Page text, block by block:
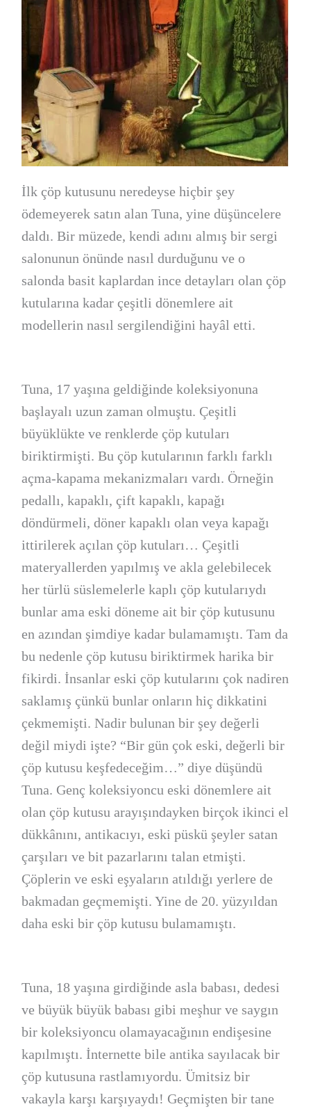
İlk çöp kutusunu neredeyse hiçbir şey
ödemeyerek satın alan Tuna, yine düşüncelere
daldı. Bir müzede, kendi adını almış bir sergi
salonunun önünde nasıl durduğunu ve o
salonda basit kaplardan ince detayları olan çöp
kutularına kadar çeşitli dönemlere ait
modellerin nasıl sergilendiğini hayâl etti.
Tuna, 17 yaşına geldiğinde koleksiyonuna
başlayalı uzun zaman olmuştu. Çeşitli
büyüklükte ve renklerde çöp kutuları
biriktirmişti. Bu çöp kutularının farklı farklı
açma-kapama mekanizmaları vardı. Örneğin
pedallı, kapaklı, çift kapaklı, kapağı
döndürmeli, döner kapaklı olan veya kapağı
ittirilerek açılan çöp kutuları… Çeşitli
materyallerden yapılmış ve akla gelebilecek
her türlü süslemelerle kaplı çöp kutularıydı
bunlar ama eski döneme ait bir çöp kutusunu
en azından şimdiye kadar bulamamıştı. Tam da
bu nedenle çöp kutusu biriktirmek harika bir
fikirdi. İnsanlar eski çöp kutularını çok nadiren
saklamış çünkü bunlar onların hiç dikkatini
çekmemişti. Nadir bulunan bir şey değerli
değil miydi işte? “Bir gün çok eski, değerli bir
çöp kutusu keşfedeceğim…” diye düşündü
Tuna. Genç koleksiyoncu eski dönemlere ait
olan çöp kutusu arayışındayken birçok ikinci el
dükkânını, antikacıyı, eski püskü şeyler satan
çarşıları ve bit pazarlarını talan etmişti.
Çöplerin ve eski eşyaların atıldığı yerlere de
bakmadan geçmemişti. Yine de 20. yüzyıldan
daha eski bir çöp kutusu bulamamıştı.
Tuna, 18 yaşına girdiğinde asla babası, dedesi
ve büyük büyük babası gibi meşhur ve saygın
bir koleksiyoncu olamayacağının endişesine
kapılmıştı. İnternette bile antika sayılacak bir
çöp kutusuna rastlamıyordu. Ümitsiz bir
vakayla karşı karşıyaydı! Geçmişten bir tane